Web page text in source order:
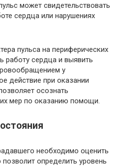
может свидетельствовать
сердца или нарушениях
пульса на периферических
работу сердца и выявить
у
действие при оказании
осознать
мер по оказанию помощи.
необходимо оценить
определить уровень